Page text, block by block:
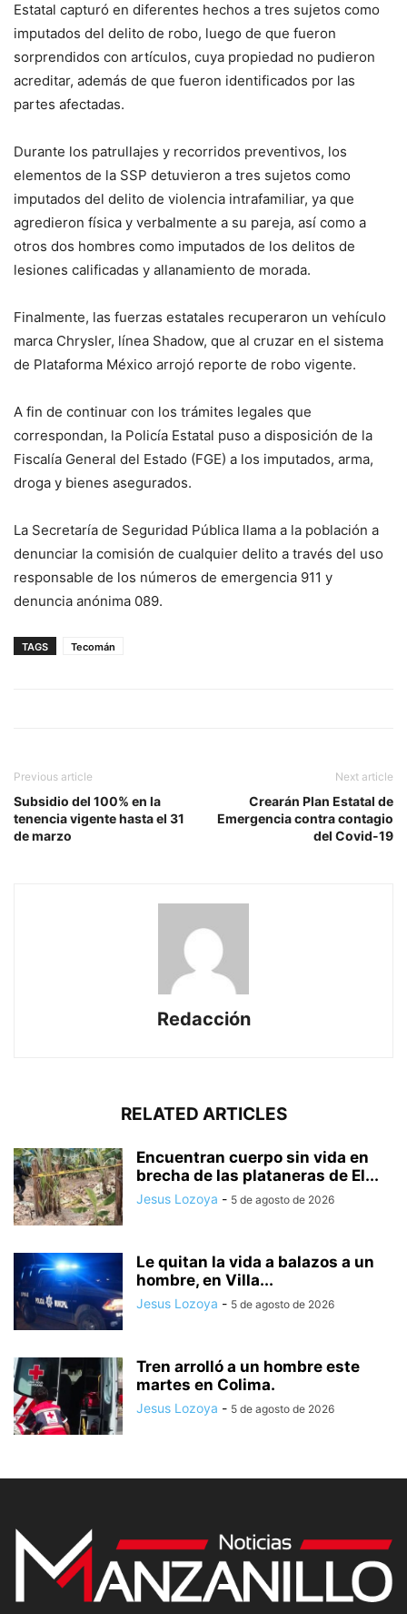
Estatal capturó en diferentes hechos a tres sujetos como
imputados del delito de robo, luego de que fueron
sorprendidos con artículos, cuya propiedad no pudieron
acreditar, además de que fueron identificados por las
partes afectadas.
Durante los patrullajes y recorridos preventivos, los
elementos de la SSP detuvieron a tres sujetos como
imputados del delito de violencia intrafamiliar, ya que
agredieron física y verbalmente a su pareja, así como a
otros dos hombres como imputados de los delitos de
lesiones calificadas y allanamiento de morada.
Finalmente, las fuerzas estatales recuperaron un vehículo
marca Chrysler, línea Shadow, que al cruzar en el sistema
de Plataforma México arrojó reporte de robo vigente.
A fin de continuar con los trámites legales que
correspondan, la Policía Estatal puso a disposición de la
Fiscalía General del Estado (FGE) a los imputados, arma,
droga y bienes asegurados.
La Secretaría de Seguridad Pública llama a la población a
denunciar la comisión de cualquier delito a través del uso
responsable de los números de emergencia 911 y
denuncia anónima 089.
TAGS Tecomán
Previous article
Subsidio del 100% en la
tenencia vigente hasta el 31
de marzo
Next article
Crearán Plan Estatal de
Emergencia contra contagio
del Covid-19
Redacción
RELATED ARTICLES
Encuentran cuerpo sin vida en
brecha de las plataneras de El...
Jesus Lozoya - 5 de agosto de 2026
Le quitan la vida a balazos a un
hombre, en Villa...
Jesus Lozoya - 5 de agosto de 2026
Tren arrolló a un hombre este
martes en Colima.
Jesus Lozoya - 5 de agosto de 2026